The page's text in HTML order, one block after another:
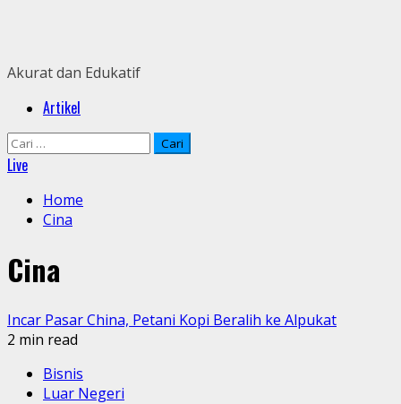
Akurat dan Edukatif
PrimaryArtikel
Cari
untuk:
Live
Home
Cina
Cina
Incar Pasar China, Petani Kopi Beralih ke Alpukat
2 min read
Bisnis
Luar Negeri